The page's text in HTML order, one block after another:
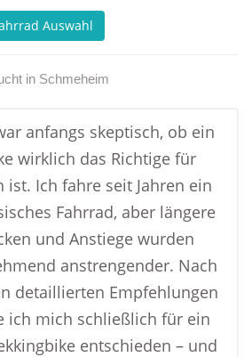
Auswahl
in Schmeheim
anfangs skeptisch, ob ein
wirklich das Richtige für
ist. Ich fahre seit Jahren ein
Fahrrad, aber längere
und Anstiege wurden
anstrengender. Nach
detaillierten Empfehlungen
ich mich schließlich für ein
entschieden – und